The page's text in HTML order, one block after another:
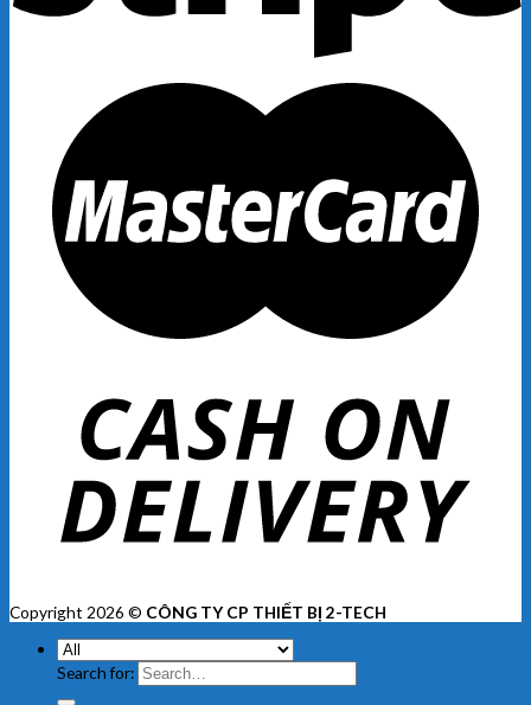
Copyright 2026 © CÔNG TY CP THIẾT BỊ 2-TECH
Search for: